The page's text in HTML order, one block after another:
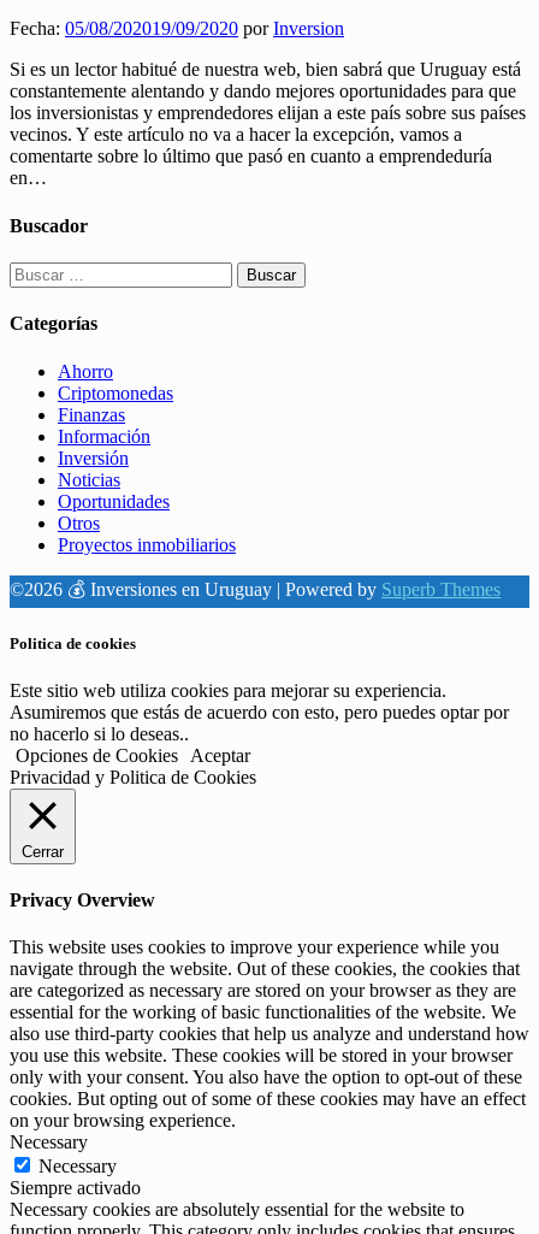
Fecha: 05/08/202019/09/2020 porInversion
Si es un lector habitué de nuestra web, bien sabrá que Uruguay está
constantemente alentando y dando mejores oportunidades para que
los inversionistas y emprendedores elijan a este país sobre sus países
vecinos. Y este artículo no va a hacer la excepción, vamos a
comentarte sobre lo último que pasó en cuanto a emprendeduría
en…
Buscador
Buscar:
Categorías
Ahorro
Criptomonedas
Finanzas
Información
Inversión
Noticias
Oportunidades
Otros
Proyectos inmobiliarios
©2026 💰 Inversiones en Uruguay | Powered by Superb Themes
Politica de cookies
Este sitio web utiliza cookies para mejorar su experiencia.
Asumiremos que estás de acuerdo con esto, pero puedes optar por
no hacerlo si lo deseas..
Opciones de Cookies
Aceptar
Privacidad y Politica de Cookies
Cerrar
Privacy Overview
This website uses cookies to improve your experience while you
navigate through the website. Out of these cookies, the cookies that
are categorized as necessary are stored on your browser as they are
essential for the working of basic functionalities of the website. We
also use third-party cookies that help us analyze and understand how
you use this website. These cookies will be stored in your browser
only with your consent. You also have the option to opt-out of these
cookies. But opting out of some of these cookies may have an effect
on your browsing experience.
Necessary
Necessary
Siempre activado
Necessary cookies are absolutely essential for the website to